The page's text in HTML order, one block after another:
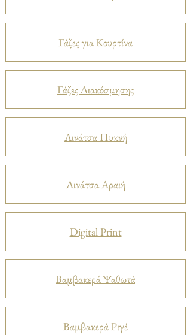
Γάζες για Κουρτίνα
Γάζες Διακόσμησης
Λινάτσα Πυκνή
Λινάτσα Αραιή
Digital Print
Βαμβακερά Ψαθωτά
Βαμβακερά Ριγέ